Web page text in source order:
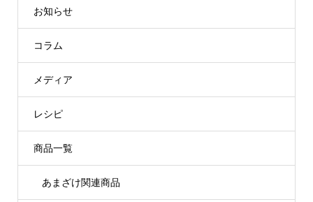
お知らせ
コラム
メディア
レシピ
商品一覧
あまざけ関連商品